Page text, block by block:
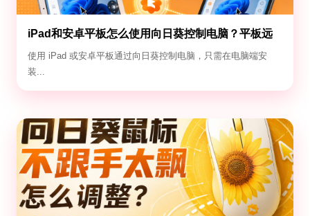
iPad和安卓平板怎么使用向日葵控制电脑？平板远
控电脑教程
使用 iPad 或安卓平板通过向日葵控制电脑，只需在电脑端安
装...